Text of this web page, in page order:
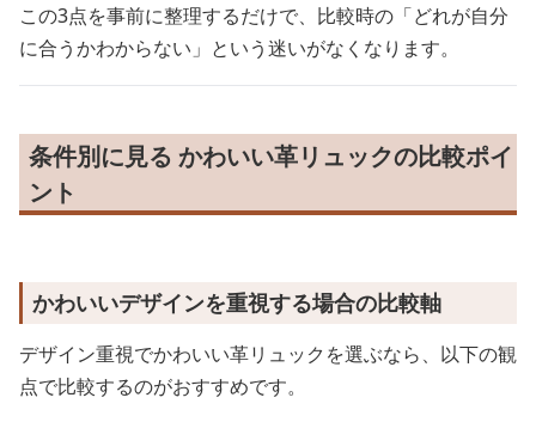
この3点を事前に整理するだけで、比較時の「どれが自分
に合うかわからない」という迷いがなくなります。
条件別に見る かわいい革リュックの比較ポイ
ント
かわいいデザインを重視する場合の比較軸
デザイン重視でかわいい革リュックを選ぶなら、以下の観
点で比較するのがおすすめです。